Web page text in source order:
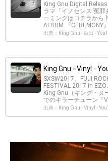
King Gnu Digital
ラマ「イノセンス 冤罪
ーミングはコチラか
ALBUM 『CEREMONY
出典：King Gnu - 白日 -
King Gnu - Vinyl -
SXSW2017、FUJI
FESTIVAL 2017 in
King Gnu（キング・
でのキラーチューン『
出典：King Gnu - Vinyl -